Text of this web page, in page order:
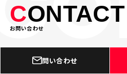
CONTACT
お問い合わせ
お問い合わせ・無
問い合わせ